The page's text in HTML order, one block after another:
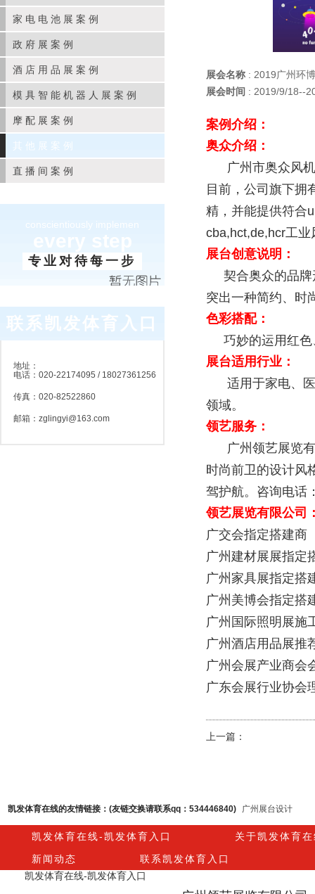
家电电池展案例
政府展案例
酒店用品展案例
模具智能机器人展案例
摩配展案例
其他展案例
直播间案例
conscientiously implemen
every step
专业对待每一步
联系凯发体育入口
地址：
电话： 020-22174095 / 18027361256
传真： 020-82522860
邮箱： zglingyi@163.com
展会名称 : 2019广州环
展会时间 : 2019/9/18--
案例介绍：
奥众介绍：
广州市奥众风机
目前，公司旗下拥
精，并能提供符合
cba,hct,de,hcr工
展台创意说明：
契合奥众的品牌
突出一种简约、时
色彩搭配：
巧妙的运用红色
展台适用行业：
适用于家电、医
领域。
领艺服务：
广州领艺展览有
时尚前卫的设计风
驾护航。咨询电话
领艺展览有限公司
广交会指定搭建商
广州建材展展指定
广州家具展指定搭
广州美博会指定搭
广州国际照明展施
广州酒店用品展推
广州会展产业商会
广东会展行业协会
上一篇：
凯发体育在线的友情链接：(友链交换请联系qq：534446840) 广州展台设计
凯发体育在线-凯发体育入口
关于凯发体育
新闻动态
联系凯发体育入口
凯发体育在线-凯发体育入口